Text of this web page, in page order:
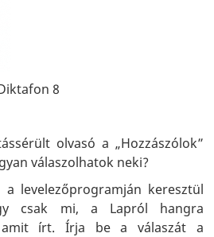
8
olvasó a „Hozzászólok”
válaszolhatok neki?
levelezőprogramján keresztül
csak mi, a Lapról hangra
amit írt. Írja be a válaszát a